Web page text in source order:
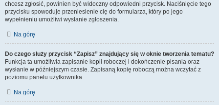
chcesz zgłosić, powinien być widoczny odpowiedni przycisk. Naciśnięcie tego
przycisku spowoduje przeniesienie cię do formularza, który po jego
wypełnieniu umożliwi wysłanie zgłoszenia.
Na górę
Do czego służy przycisk “Zapisz” znajdujący się w oknie tworzenia tematu?
Funkcja ta umożliwia zapisanie kopii roboczej i dokończenie pisania oraz
wysłanie w późniejszym czasie. Zapisaną kopię roboczą można wczytać z
poziomu panelu użytkownika.
Na górę